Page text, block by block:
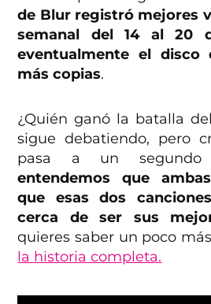
de Blur registró mejores
semanal del 14 al 20
eventualmente el disco
más copias.
¿Quién ganó la batalla
sigue debatiendo, pero
pasa a un segundo
entendemos que
que esas dos
cerca de ser sus
quieres saber un poco
la historia completa.